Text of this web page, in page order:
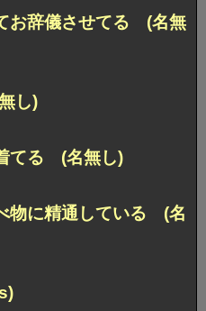
お辞儀させてる (名無
し)
てる (名無し)
物に精通している (名